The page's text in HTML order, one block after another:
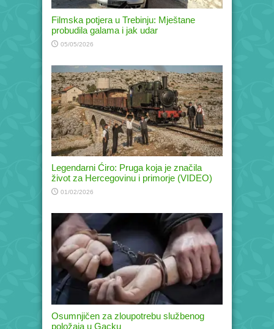
Filmska potjera u Trebinju: Mještane
probudila galama i jak udar
05/05/2026
Legendarni Ćiro: Pruga koja je značila
život za Hercegovinu i primorje (VIDEO)
01/02/2026
Osumnjičen za zloupotrebu službenog
položaja u Gacku